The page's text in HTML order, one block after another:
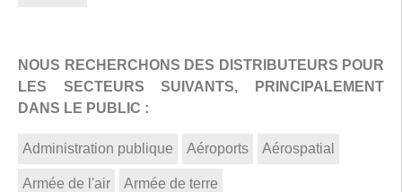
NOUS RECHERCHONS DES DISTRIBUTEURS POUR
LES SECTEURS SUIVANTS, PRINCIPALEMENT
DANS LE PUBLIC :
Administration publique Aéroports Aérospatial
Armée de l'air Armée de terre